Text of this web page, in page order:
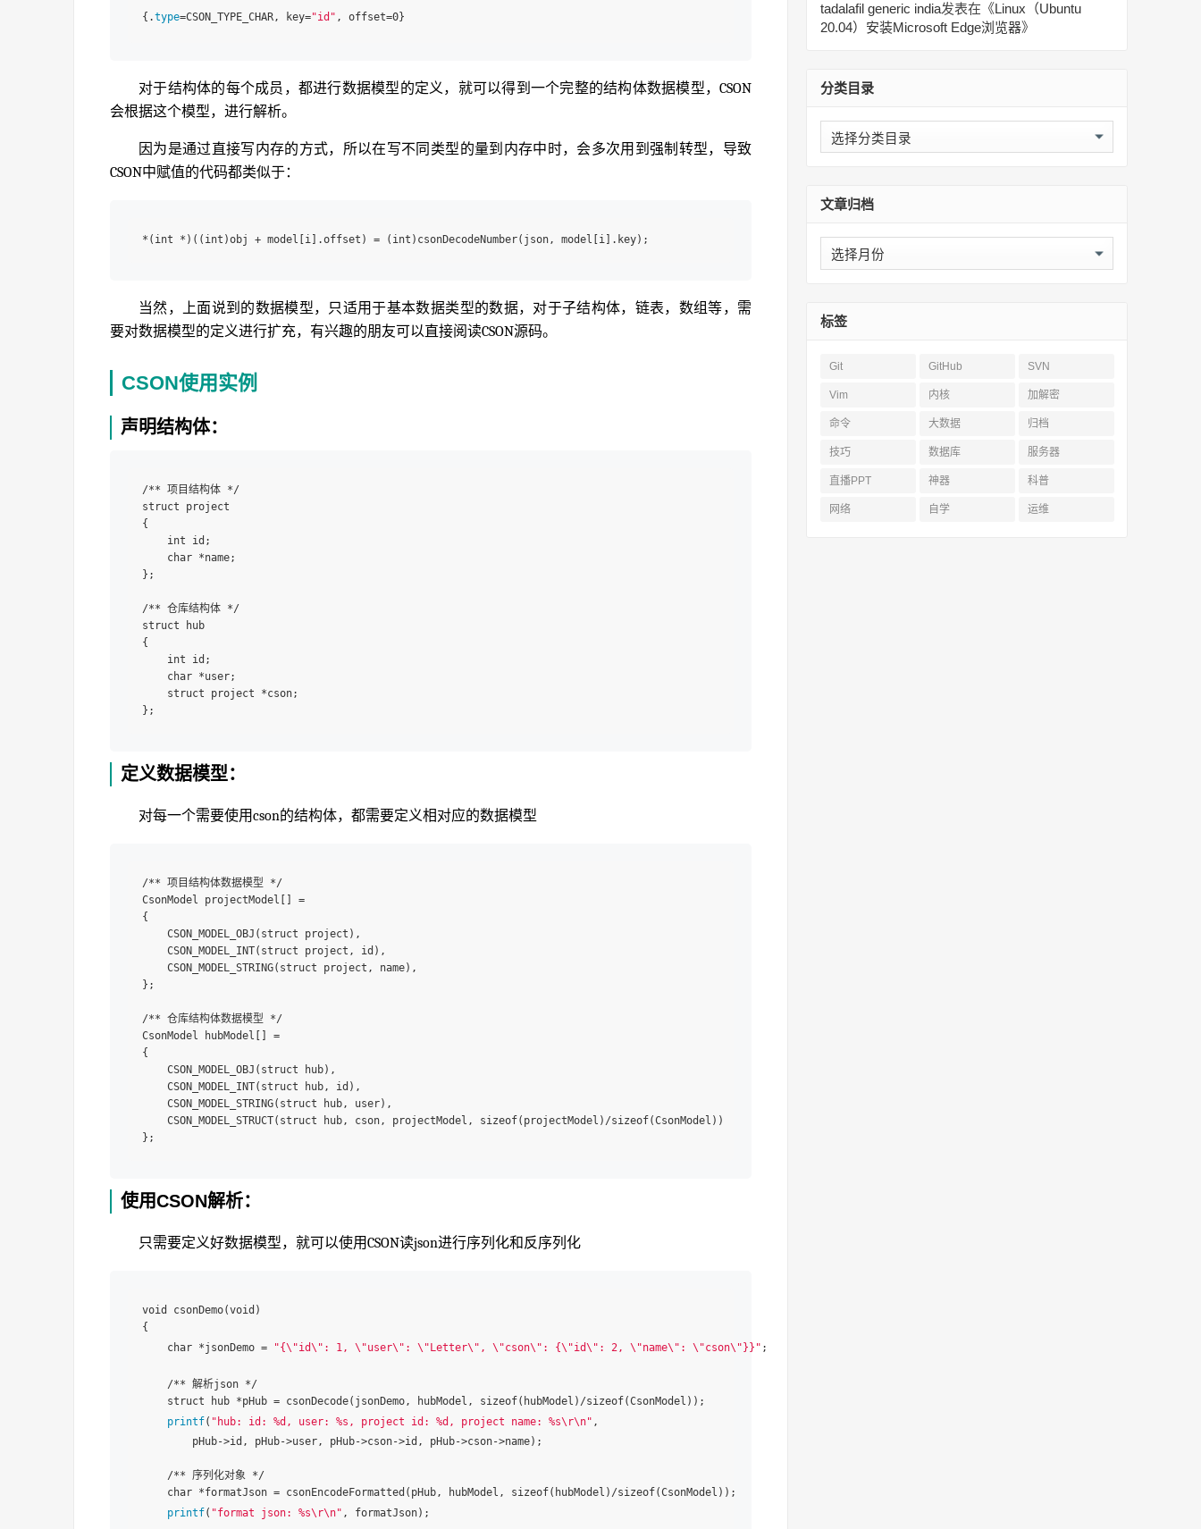
{.type=CSON_TYPE_CHAR, key="id"
对于结构体的每个成员，都进行数据模型的定义，就可以得到一个完整的结构体数据模型，CSON
会根据这个模型，进行解析。
因为是通过直接写内存的方式，所以在写不同类型的量到内存中时，会多次用到强制转型，导致
CSON中赋值的代码都类似于：
当然，上面说到的数据模型，只适用于基本数据类型的数据，对于子结构体，链表，数组等，需
要对数据模型的定义进行扩充，有兴趣的朋友可以直接阅读CSON源码。
CSON使用实例
声明结构体：
/** 项目结构体 */
struct project
{
int id;
char *name;
};
/** 仓库结构体 */
struct hub
{
int id;
char *user;
struct project *cson;
定义数据模型：
对每一个需要使用cson的结构体，都需要定义相对应的数据模型
/** 项目结构体数据模型 */
CsonModel projectModel[] =
{
CSON_MODEL_OBJ(struct project),
CSON_MODEL_INT(struct project, id),
CSON_MODEL_STRING(struct project, name),
};
/** 仓库结构体数据模型 */
CsonModel hubModel[] =
{
CSON_MODEL_OBJ(struct hub),
CSON_MODEL_INT(struct hub, id),
CSON_MODEL_STRING(struct hub, user),
CSON_MODEL_STRUCT(struct hub, cson, projectModel, sizeof(projectModel)/sizeof(CsonModel))
使用CSON解析：
只需要定义好数据模型，就可以使用CSON读json进行序列化和反序列化
void csonDemo(void)
{
char *jsonDemo =
"{\"id\": 1, \"user\": \"Letter\", \"cson\": {\"id\": 2, \"name\": \"cson\"}}" ;
/** 解析json */
struct hub *pHub = csonDecode(jsonDemo, hubModel, sizeof(hubModel)/sizeof(CsonModel));
printf( "hub: id: %d, user: %s, project id: %d, project name: %s\r\n" ,
pHub->id, pHub->user, pHub->cson->id, pHub->cson->name);
/** 序列化对象 */
char *formatJson = csonEncodeFormatted(pHub, hubModel, sizeof(hubModel)/sizeof(CsonModel));
printf( "format json: %s\r\n" , formatJson);
tadalafil generic india发表在《Linux（Ubuntu
20.04）安装Microsoft Edge浏览器》
分类目录
分
类
文章归档
文
章
标签
Git GitHub SVN
Vim 内核 加解密
命令 大数据 归档
技巧 数据库 服务器
直播PPT 神器 科普
网络 自学 运维